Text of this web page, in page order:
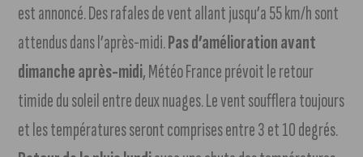
est annoncé. Des rafales de vent allant jusqu’a 55 km/h sont
attendus dans l’après-midi.Pas d’amélioration avant
dimanche après-midi, Météo France prévoit le retour
timide du soleil entre deux nuages. Le vent soufflera toujours
et les températures seront comprises entre 3 et 10 degrés.